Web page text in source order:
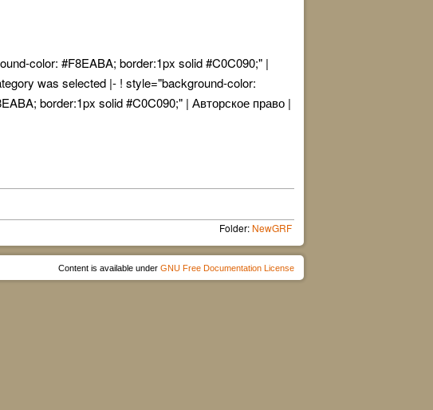
color: #F8EABA; border:1px solid #C0C090;" |
was selected |- ! style="background-color:
border:1px solid #C0C090;" | Авторское право |
Folder: NewGRF
Content is available under GNU Free Documentation License